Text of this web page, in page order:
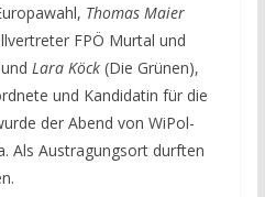
Thomas Maier
FPÖ Murtal und
Lara Köck(Die Grünen),
und Kandidatin für die
der Abend von WiPol-
Als Austragungsort durften